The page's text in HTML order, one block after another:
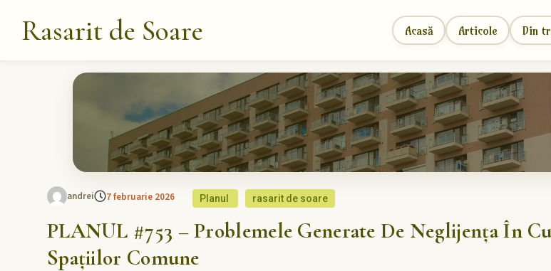
Rasarit de Soare Acasă Articole Din
andrei 7 februarie 2026 Planul rasarit de soare
PLANUL #753 – Problemele Generate De Neglijența În
Spațiilor Comune